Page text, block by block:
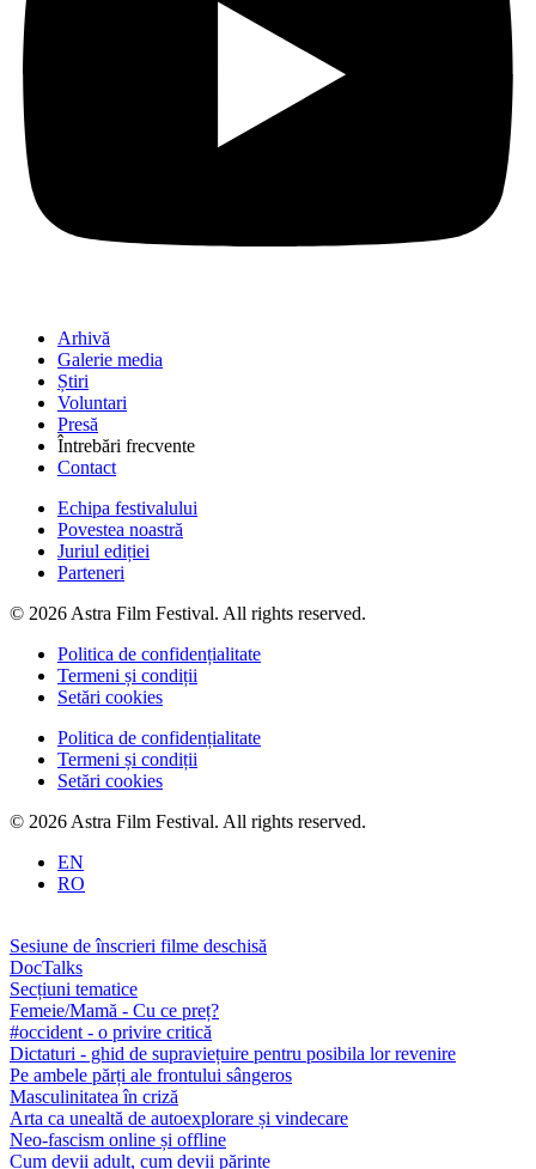
Arhivă
Galerie media
Știri
Voluntari
Presă
Întrebări frecvente
Contact
Echipa festivalului
Povestea noastră
Juriul ediției
Parteneri
© 2026 Astra Film Festival. All rights reserved.
Politica de confidențialitate
Termeni și condiții
Setări cookies
Politica de confidențialitate
Termeni și condiții
Setări cookies
© 2026 Astra Film Festival. All rights reserved.
EN
RO
Sesiune de înscrieri filme deschisă
DocTalks
Secțiuni tematice
Femeie/Mamă - Cu ce preț?
#occident - o privire critică
Dictaturi - ghid de supraviețuire pentru posibila lor revenire
Pe ambele părți ale frontului sângeros
Masculinitatea în criză
Arta ca unealtă de autoexplorare și vindecare
Neo-fascism online și offline
Cum devii adult, cum devii părinte